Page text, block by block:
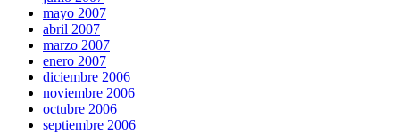
mayo 2007
abril 2007
marzo 2007
enero 2007
diciembre 2006
noviembre 2006
octubre 2006
septiembre 2006